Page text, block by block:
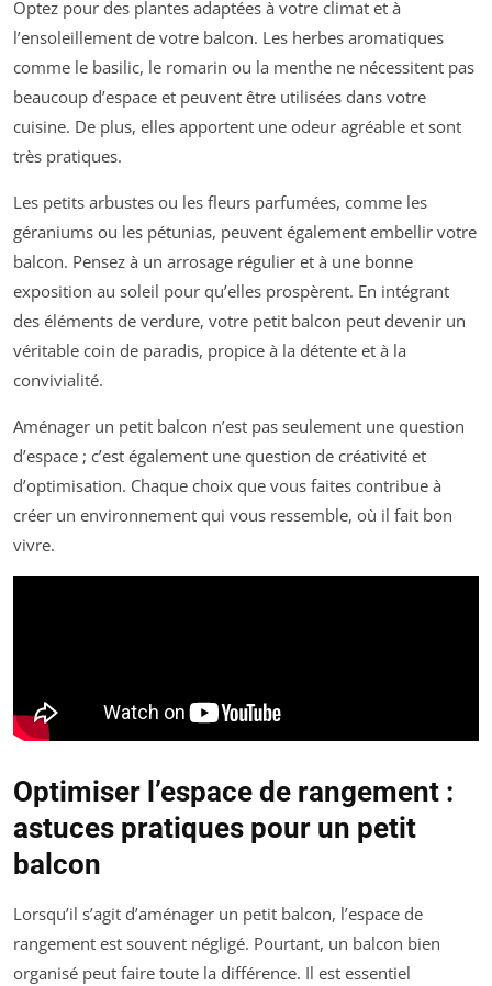
Optez pour des plantes adaptées à votre climat et à
l’ensoleillement de votre balcon. Les herbes aromatiques
comme le basilic, le romarin ou la menthe ne nécessitent pas
beaucoup d’espace et peuvent être utilisées dans votre
cuisine. De plus, elles apportent une odeur agréable et sont
très pratiques.
Les petits arbustes ou les fleurs parfumées, comme les
géraniums ou les pétunias, peuvent également embellir votre
balcon. Pensez à un arrosage régulier et à une bonne
exposition au soleil pour qu’elles prospèrent. En intégrant
des éléments de verdure, votre petit balcon peut devenir un
véritable coin de paradis, propice à la détente et à la
convivialité.
Aménager un petit balcon n’est pas seulement une question
d’espace ; c’est également une question de créativité et
d’optimisation. Chaque choix que vous faites contribue à
créer un environnement qui vous ressemble, où il fait bon
vivre.
Optimiser l’espace de rangement :
astuces pratiques pour un petit
balcon
Lorsqu’il s’agit d’aménager un petit balcon, l’espace de
rangement est souvent négligé. Pourtant, un balcon bien
organisé peut faire toute la différence. Il est essentiel